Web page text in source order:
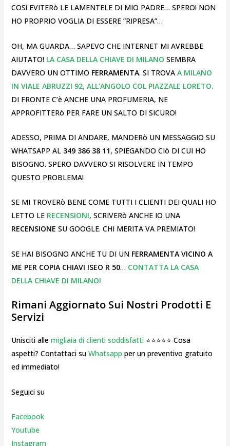
COSì EVITERò LE LAMENTELE DI MIO PADRE… SPERO! NON
HO PROPRIO VOGLIA DI ESSERE ”RIPRESA”…
OH, MA GUARDA… SAPEVO CHE INTERNET MI AVREBBE
AIUTATO!LA CASA DELLA CHIAVE DI MILANO SEMBRA
DAVVERO UN OTTIMO FERRAMENTA. SI TROVA A MILANO
IN VIALE ABRUZZI 92, ALL’ANGOLO COL PIAZZALE LORETO.
DI FRONTE C’è ANCHE UNA PROFUMERIA, NE
APPROFITTERò PER FARE UN SALTO DI SICURO!
ADESSO, PRIMA DI ANDARE, MANDERò UN MESSAGGIO SU
WHATSAPP AL349 386 38 11, SPIEGANDO CIò DI CUI HO
BISOGNO. SPERO DAVVERO SI RISOLVERE IN TEMPO
QUESTO PROBLEMA!
SE MI TROVERò BENE COME TUTTI I CLIENTI DEI QUALI HO
LETTO LE RECENSIONI, SCRIVERò ANCHE IO UNA
RECENSIONE SU GOOGLE. CHI MERITA VA PREMIATO!
SE HAI BISOGNO ANCHE TU DI UN FERRAMENTA VICINO A
ME PER COPIA CHIAVI ISEO R 50… CONTATTA LA CASA
DELLA CHIAVE DI MILANO!
Rimani Aggiornato Sui Nostri Prodotti E
Servizi
Unisciti alle migliaia di clienti soddisfatti⭐⭐⭐⭐⭐ Cosa
aspetti? Contattaci su Whatsapp per un preventivo gratuito
ed immediato!
Seguici su
Facebook
Youtube
Instagram